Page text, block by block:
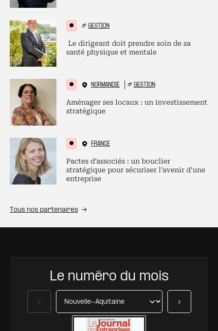
# GESTION
Le dirigeant doit prendre soin de sa
santé physique et mentale
NORMANDIE # GESTION
Aménager ses locaux : un investissement
stratégique
FRANCE
Pactes d’associés : un bouclier
stratégique pour sécuriser l’avenir d’une
entreprise
Tous nos partenaires
Le numéro du mois
Précédent Suivant